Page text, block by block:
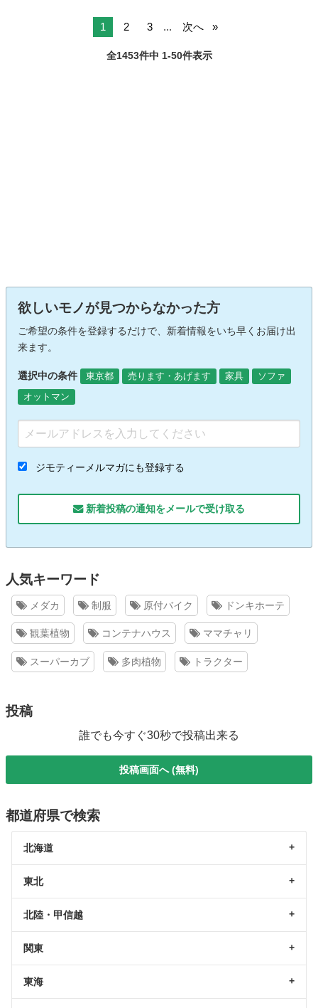
1 2 3 ... 次へ
全1453件中 1-50件表示
欲しいモノが見つからなかった方
ご希望の条件を登録するだけで、新着情報をいち早くお届け出
来ます。
選択中の条件 東京都 売ります・あげます 家具
ソファ
オットマン
ジモティーメルマガにも登録する
新着投稿の通知をメールで受け取る
人気キーワード
メダカ 制服 原付バイク ドンキホーテ
観葉植物 コンテナハウス ママチャリ
スーパーカブ 多肉植物 トラクター
投稿
誰でも今すぐ30秒で投稿出来る
投稿画面へ (無料)
都道府県で検索
北海道
東北
北陸・甲信越
関東
東海